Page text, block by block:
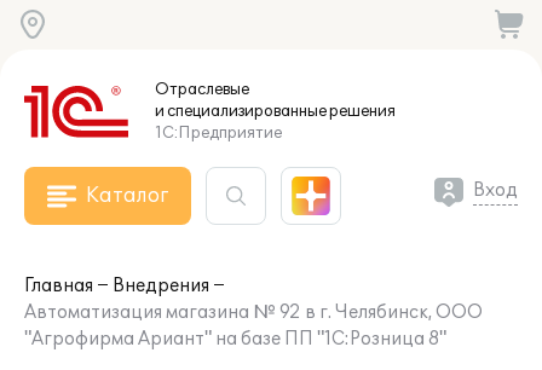
Отраслевые
и специализированныерешения
1С:Предприятие
Каталог Вход
Главная
Внедрения
Автоматизация магазина № 92 в г. Челябинск, ООО
"Агрофирма Ариант" на базе ПП "1С:Розница 8"